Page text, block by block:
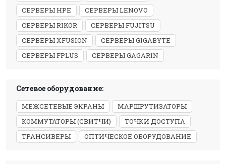
СЕРВЕРЫ HPE
СЕРВЕРЫ LENOVO
СЕРВЕРЫ RIKOR
СЕРВЕРЫ FUJITSU
СЕРВЕРЫ XFUSION
СЕРВЕРЫ GIGABYTE
СЕРВЕРЫ FPLUS
СЕРВЕРЫ GAGARIN
Сетевое оборудование:
МЕЖСЕТЕВЫЕ ЭКРАНЫ
МАРШРУТИЗАТОРЫ
КОММУТАТОРЫ (СВИТЧИ)
ТОЧКИ ДОСТУПА
ТРАНСИВЕРЫ
ОПТИЧЕСКОЕ ОБОРУДОВАНИЕ